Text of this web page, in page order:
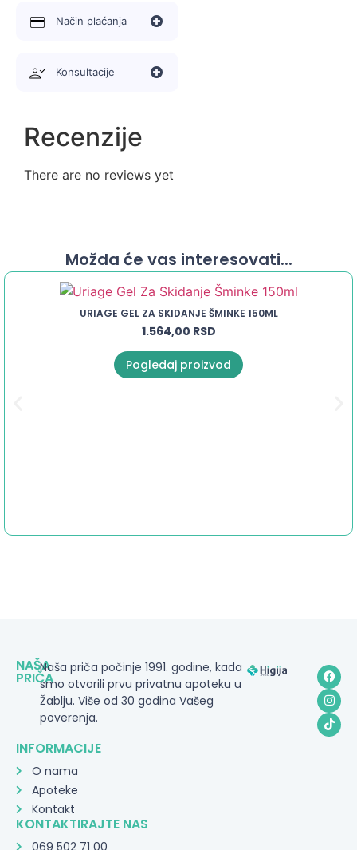
Način plaćanja
Konsultacije
Recenzije
There are no reviews yet
Možda će vas interesovati...
URIAGE GEL ZA SKIDANJE ŠMINKE 150ML
1.564,00 RSD
Pogledaj proizvod
NAŠA
PRIČA
Naša priča počinje 1991. godine, kada
smo otvorili prvu privatnu apoteku u
Žablju. Više od 30 godina Vašeg
poverenja.
INFORMACIJE
O nama
Apoteke
Kontakt
KONTAKTIRAJTE NAS
069 502 71 00